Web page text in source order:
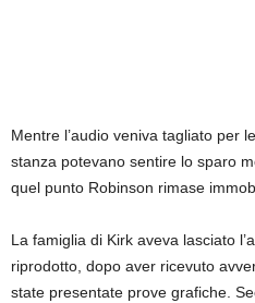
Mentre l’audio veniva tagliato per
stanza potevano sentire lo sparo
quel punto Robinson rimase
La famiglia di Kirk aveva lasciato
riprodotto, dopo aver ricevuto
state presentate prove grafiche.